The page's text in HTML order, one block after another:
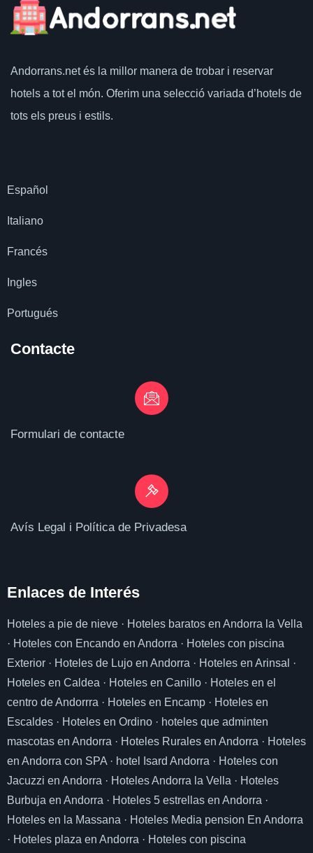
Andorrans.netés la millor manera de trobar i reservar
hotels a tot el món. Oferim una selecció variada d’hotels de
tots els preus i estils.
Español
Italiano
Francés
Ingles
Portugués
Contacte
Formulari de contacte
Avís Legal i Política de Privadesa
Enlaces de Interés
Hoteles a pie de nieve · Hoteles baratos en Andorra la Vella
· Hoteles con Encando en Andorra · Hoteles con piscina
Exterior · Hoteles de Lujo en Andorra · Hoteles en Arinsal
·
Hoteles en Caldea · Hoteles en Canillo · Hoteles en el
centro de Andorrra · Hoteles en Encamp · Hoteles en
Escaldes · Hoteles en Ordino · hoteles que adminten
mascotas en Andorra · Hoteles Rurales en Andorra · Hoteles
en Andorra con SPA · hotel Isard Andorra · Hoteles con
Jacuzzi en Andorra · Hoteles Andorra la Vella · Hoteles
Burbuja en Andorra · Hoteles 5 estrellas en Andorra ·
Hoteles en la Massana · Hoteles Media pension En Andorra
· Hoteles plaza en Andorra · Hoteles con piscina